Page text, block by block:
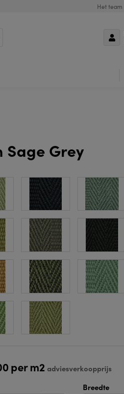
Het team
Sage Grey
per m2 adviesverkoopprijs
Breedte